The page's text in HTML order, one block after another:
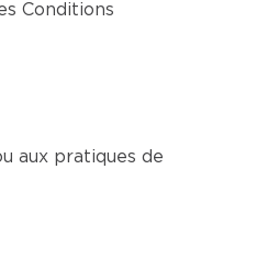
Conditions
aux pratiques de